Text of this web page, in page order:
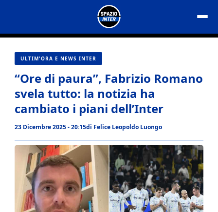
contenuto
ULTIM'ORA E NEWS INTER
“Ore di paura”, Fabrizio Romano
svela tutto: la notizia ha
cambiato i piani dell’Inter
23 Dicembre 2025 - 20:15di Felice Leopoldo Luongo